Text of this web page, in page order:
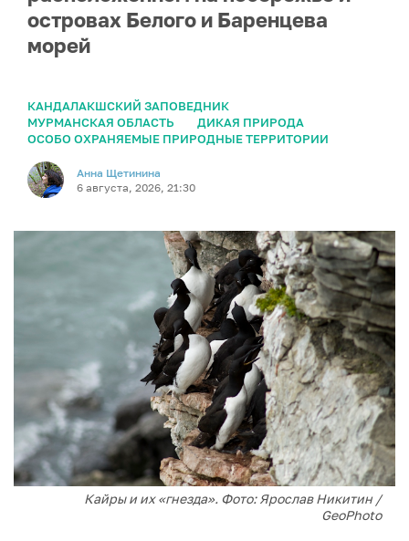
островах Белого и Баренцева
морей
КАНДАЛАКШСКИЙ ЗАПОВЕДНИК
МУРМАНСКАЯ ОБЛАСТЬ
ДИКАЯ ПРИРОДА
ОСОБО ОХРАНЯЕМЫЕ ПРИРОДНЫЕ ТЕРРИТОРИИ
Анна Щетинина
6 августа, 2026, 21:30
Кайры и их «гнезда». Фото: Ярослав Никитин /
GeoPhoto